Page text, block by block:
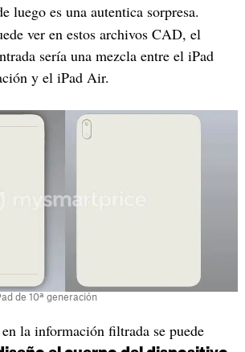
luego es una autentica sorpresa.
ver en estos archivos CAD, el
sería una mezcla entre el iPad
y el iPad Air.
de 10ª generación
la información filtrada se puede